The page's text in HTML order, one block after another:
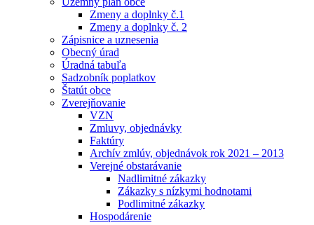
Zmeny a doplnky č.1
Zmeny a doplnky č. 2
Zápisnice a uznesenia
Obecný úrad
Úradná tabuľa
Sadzobník poplatkov
Štatút obce
Zverejňovanie
VZN
Zmluvy, objednávky
Faktúry
Archív zmlúv, objednávok rok 2021 – 2013
Verejné obstarávanie
Nadlimitné zákazky
Zákazky s nízkymi hodnotami
Podlimitné zákazky
Hospodárenie